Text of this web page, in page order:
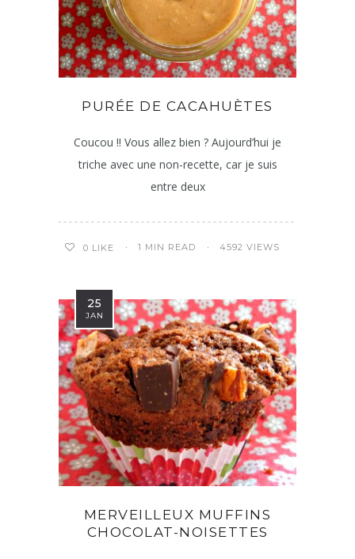
PURÉE DE CACAHUÈTES
Coucou !! Vous allez bien ? Aujourd’hui je
triche avec une non-recette, car je suis
entre deux
0 LIKE 1 MIN READ 4592 VIEWS
25
JAN
MERVEILLEUX MUFFINS
CHOCOLAT-NOISETTES